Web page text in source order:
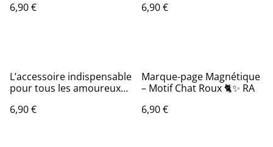
6,90 € 6,90 €
L’accessoire indispensable
pour tous les amoureux
📖 Marque-pages
6,90 €
Marque-page Magnétique
– Motif Chat Roux 🐈✨ RA
6,90 €